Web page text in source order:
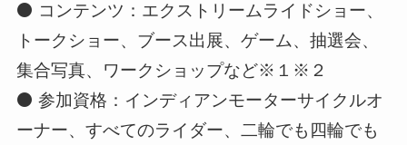
⚫ コンテンツ：エクストリームライドショー、
トークショー、ブース出展、ゲーム、抽選会、
集合写真、ワークショップなど※１※２
⚫ 参加資格：インディアンモーターサイクルオ
ーナー、すべてのライダー、二輪でも四輪でも